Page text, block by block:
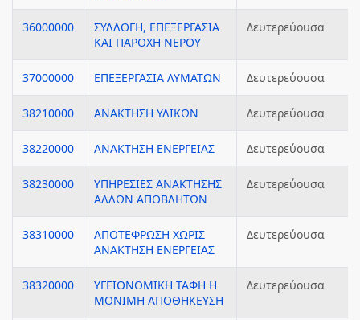
36000000
ΣΥΛΛΟΓΗ, ΕΠΕΞΕΡΓΑΣΙΑ
ΚΑΙ ΠΑΡΟΧΗ ΝΕΡΟΥ
Δευτερεύουσα
37000000 ΕΠΕΞΕΡΓΑΣΙΑ ΛΥΜΑΤΩΝ Δευτερεύουσα
38210000 ΑΝΑΚΤΗΣΗ ΥΛΙΚΩΝ Δευτερεύουσα
38220000 ΑΝΑΚΤΗΣΗ ΕΝΕΡΓΕΙΑΣ Δευτερεύουσα
38230000
ΥΠΗΡΕΣΙΕΣ ΑΝΑΚΤΗΣΗΣ
ΑΛΛΩΝ ΑΠΟΒΛΗΤΩΝ
Δευτερεύουσα
38310000
ΑΠΟΤΕΦΡΩΣΗ ΧΩΡΙΣ
ΑΝΑΚΤΗΣΗ ΕΝΕΡΓΕΙΑΣ
Δευτερεύουσα
38320000
ΥΓΕΙΟΝΟΜΙΚΗ ΤΑΦΗ Η
ΜΟΝΙΜΗ ΑΠΟΘΗΚΕΥΣΗ
Δευτερεύουσα